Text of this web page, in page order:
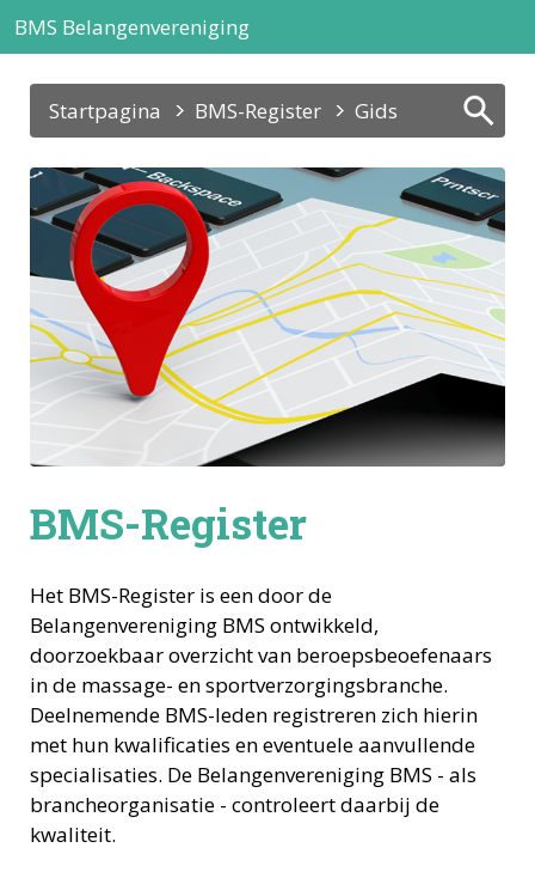
BMS Belangenvereniging
Startpagina BMS-Register Gids
BMS-Register
Het BMS-Register is een door de
Belangenvereniging BMS ontwikkeld,
doorzoekbaar overzicht van beroepsbeoefenaars
in de massage- en sportverzorgingsbranche.
Deelnemende BMS-leden registreren zich hierin
met hun kwalificaties en eventuele aanvullende
specialisaties. De Belangenvereniging BMS - als
brancheorganisatie - controleert daarbij de
kwaliteit.